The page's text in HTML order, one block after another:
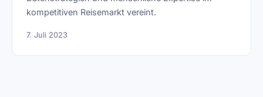
kompetitiven Reisemarkt vereint.
7. Juli 2023